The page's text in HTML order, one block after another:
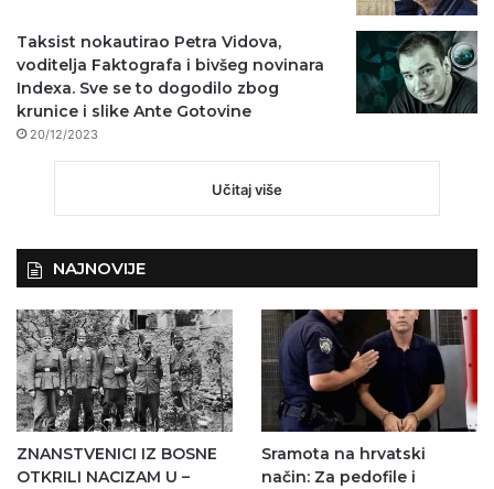
Taksist nokautirao Petra Vidova,
voditelja Faktografa i bivšeg novinara
Indexa. Sve se to dogodilo zbog
krunice i slike Ante Gotovine
20/12/2023
Učitaj više
NAJNOVIJE
ZNANSTVENICI IZ BOSNE
OTKRILI NACIZAM U –
Sramota na hrvatski
način: Za pedofile i